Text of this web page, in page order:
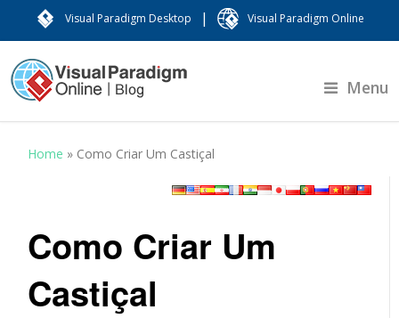
Visual Paradigm Desktop | Visual Paradigm Online
Menu
Home » Como Criar Um Castiçal
Como Criar Um
Castiçal